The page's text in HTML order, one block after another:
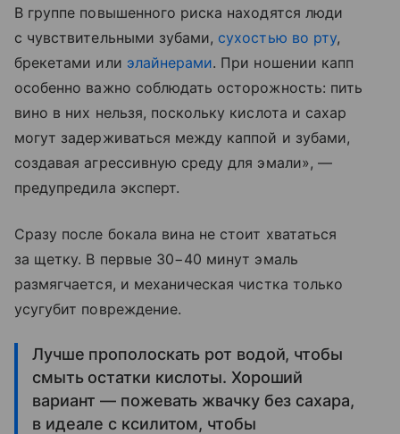
В группе повышенного риска находятся люди
с чувствительными зубами, сухостью во рту,
брекетами или элайнерами. При ношении капп
особенно важно соблюдать осторожность: пить
вино в них нельзя, поскольку кислота и сахар
могут задерживаться между каппой и зубами,
создавая агрессивную среду для эмали», —
предупредила эксперт.
Сразу после бокала вина не стоит хвататься
за щетку. В первые 30−40 минут эмаль
размягчается, и механическая чистка только
усугубит повреждение.
Лучше прополоскать рот водой, чтобы
смыть остатки кислоты. Хороший
вариант — пожевать жвачку без сахара,
в идеале с ксилитом, чтобы